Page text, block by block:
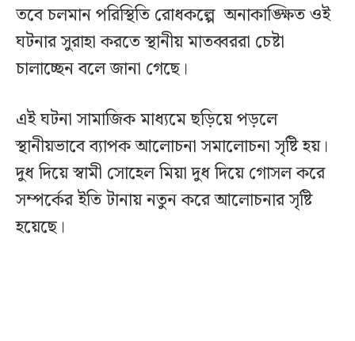
তবে চলমান পরিস্থিতি রোধকল্পে অনাকাঙ্ক্ষিত ওই
ঘটনার সুরাহা করতে স্থানীয় মাতব্বররা চেষ্টা
চালাচ্ছেন বলে জানা গেছে।
এই ঘটনা সামাজিক মাধ্যমে ছড়িয়ে পড়লে
স্থানীয়ভাবে ব্যাপক আলোচনা সমালোচনা সৃষ্টি হয়।
দুধ দিয়ে স্বামী সোহেল মিয়া দুধ দিয়ে গোসল করে
সম্পর্কের ইতি টানায় নতুন করে আলোচনার সৃষ্টি
হয়েছে।